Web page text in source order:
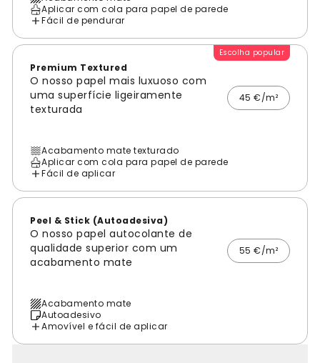
Aplicar com cola para papel de parede
Fácil de pendurar
Escolha popular
Premium Textured
O nosso papel mais luxuoso com
uma superfície ligeiramente
texturada
45 €/m²
Acabamento mate texturado
Aplicar com cola para papel de parede
Fácil de aplicar
Peel & Stick (Autoadesiva)
O nosso papel autocolante de
qualidade superior com um
acabamento mate
55 €/m²
Acabamento mate
Autoadesivo
Amovível e fácil de aplicar